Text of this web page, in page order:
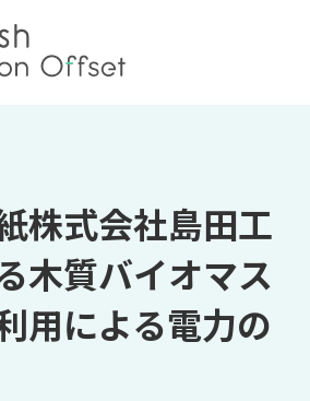
株式会社島田工
木質バイオマス
用による電力の